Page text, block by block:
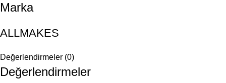
Marka
ALLMAKES
Değerlendirmeler (0)
Değerlendirmeler